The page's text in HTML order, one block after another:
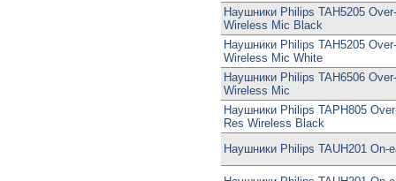
Наушники Philips TAH5205
Wireless Mic Black
Наушники Philips TAH5205
Wireless Mic White
Наушники Philips TAH6506
Wireless Mic
Наушники Philips TAPH805
Res Wireless Black
Наушники Philips TAUH201 On-